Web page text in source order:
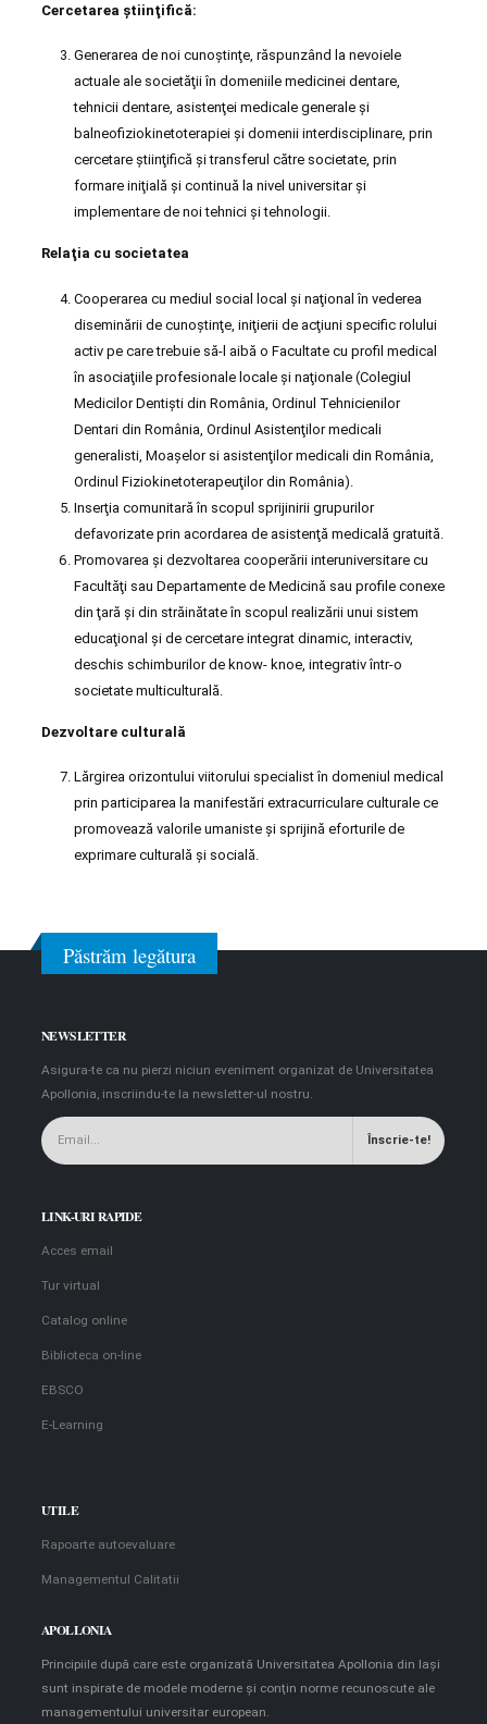
Cercetarea ştiinţifică:
Generarea de noi cunoştinţe, răspunzând la nevoiele
actuale ale societăţii în domeniile medicinei dentare,
tehnicii dentare, asistenţei medicale generale şi
balneofiziokinetoterapiei şi domenii interdisciplinare, prin
cercetare ştiinţifică şi transferul către societate, prin
formare iniţială şi continuă la nivel universitar şi
implementare de noi tehnici şi tehnologii.
Relaţia cu societatea
Cooperarea cu mediul social local şi naţional în vederea
diseminării de cunoştinţe, iniţierii de acţiuni specific rolului
activ pe care trebuie să-l aibă o Facultate cu profil medical
în asociaţiile profesionale locale şi naţionale (Colegiul
Medicilor Dentişti din România, Ordinul Tehnicienilor
Dentari din România, Ordinul Asistenţilor medicali
generalisti, Moaşelor si asistenţilor medicali din România,
Ordinul Fiziokinetoterapeuţilor din România).
Inserţia comunitară în scopul sprijinirii grupurilor
defavorizate prin acordarea de asistenţă medicală gratuită.
Promovarea şi dezvoltarea cooperării interuniversitare cu
Facultăţi sau Departamente de Medicină sau profile conexe
din ţară şi din străinătate în scopul realizării unui sistem
educaţional şi de cercetare integrat dinamic, interactiv,
deschis schimburilor de know- knoe, integrativ într-o
societate multiculturală.
Dezvoltare culturală
Lărgirea orizontului viitorului specialist în domeniul medical
prin participarea la manifestări extracurriculare culturale ce
promovează valorile umaniste şi sprijină eforturile de
exprimare culturală şi socială.
Păstrăm legătura
NEWSLETTER
Asigura-te ca nu pierzi niciun eveniment organizat de Universitatea
Apollonia, inscriindu-te la newsletter-ul nostru.
LINK-URI RAPIDE
Acces email
Tur virtual
Catalog online
Biblioteca on-line
EBSCO
E-Learning
UTILE
Rapoarte autoevaluare
Managementul Calitatii
APOLLONIA
Principiile după care este organizată Universitatea Apollonia din Iaşi
sunt inspirate de modele moderne şi conţin norme recunoscute ale
managementului universitar european.